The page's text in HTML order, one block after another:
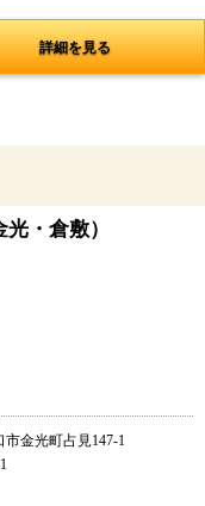
詳細を見る
・倉敷）
口市金光町占見147-1